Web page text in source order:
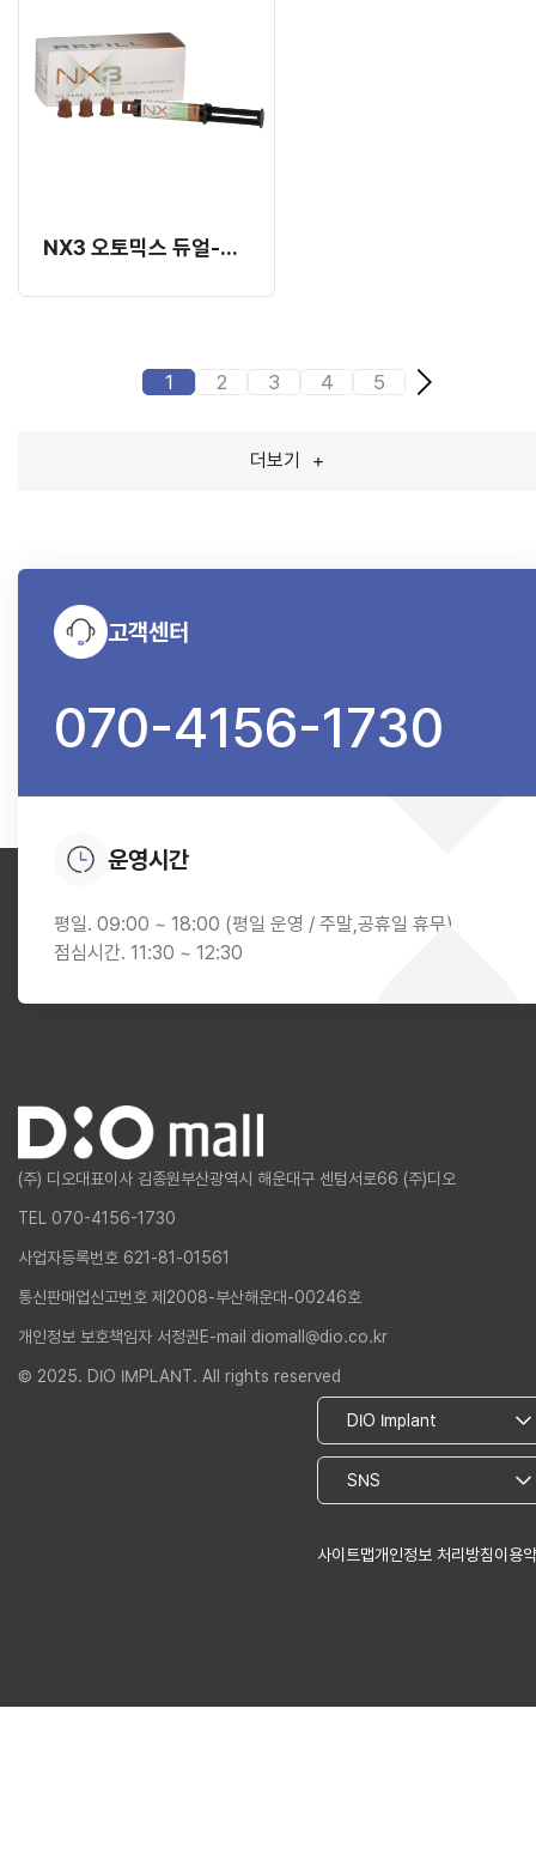
NX3 오토믹스 듀얼-큐어 시린지 리필 (5g) (개별발주)
1 2 3 4 5
더보기 +
고객센터
070-4156-1730
운영시간
평일. 09:00 ~ 18:00 (평일 운영 / 주말,공휴일 휴무)
점심시간. 11:30 ~ 12:30
(주) 디오대표이사 김종원부산광역시 해운대구 센텀서로66 (주)디오
TEL 070-4156-1730
사업자등록번호 621-81-01561
통신판매업신고번호 제2008-부산해운대-00246호
개인정보 보호책임자 서정권 E-mail diomall@dio.co.kr
© 2025. DIO IMPLANT. All rights reserved
사이트맵개인정보 처리방침이용